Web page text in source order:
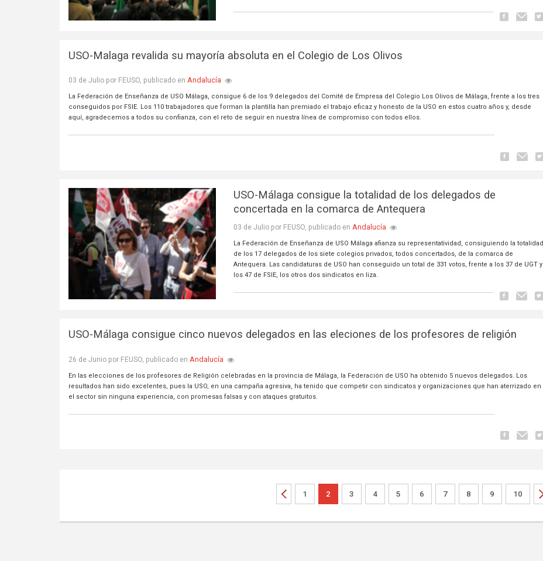
USO-Malaga revalida su mayoría absoluta en el Colegio de Los Olivos
03 de Julio por FEUSO, publicado en Andalucía
La Federación de Enseñanza de USO Málaga, consigue 6 de los 9 delegados del Comité de Empresa del Colegio Los Olivos de Málaga, frente a los tres
conseguidos por FSIE. Los 110 trabajadores que forman la plantilla han premiado el trabajo eficaz y honesto de la USO en estos cuatro años y, desde
aquí, agradecemos a todos su confianza, con el reto de seguir en nuestra línea de compromiso con todos ellos.
USO-Málaga consigue la totalidad de los delegados de
concertada en la comarca de Antequera
03 de Julio por FEUSO, publicado enAndalucía
La Federación de Enseñanza de USO Málaga afianza su representatividad, consiguiendo la totalidad
de los 17 delegados de los siete colegios privados, todos concertados, de la comarca de
Antequera. Las candidaturas de USO han conseguido un total de 331 votos, frente a los 37 de UGT y
los 47 de FSIE, los otros dos sindicatos en liza.
USO-Málaga consigue cinco nuevos delegados en las eleciones de los profesores de religión
26 de Junio por FEUSO, publicado en Andalucía
En las elecciones de los profesores de Religión celebradas en la provincia de Málaga, la Federación de USO ha obtenido 5 nuevos delegados. Los
resultados han sido excelentes, pues la USO, en una campaña agresiva, ha tenido que competir con sindicatos y organizaciones que han aterrizado en
el sector sin ninguna experiencia, con promesas falsas y con ataques gratuitos.
1 2 3 4 5 6 7 8 9 10